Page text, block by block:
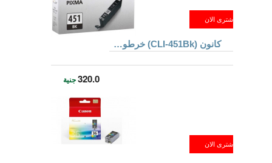
كانون (CLI-451Bk) خرطوشة حبر ذو لون أسود
320.0جنية